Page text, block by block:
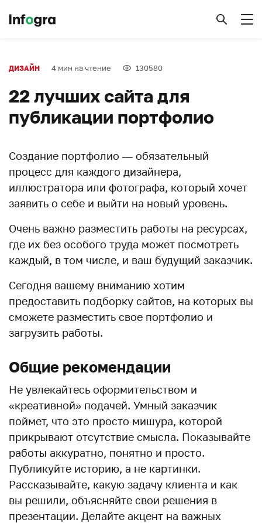
ДИЗАЙН 4 мин на чтение 130580
22 лучших сайта для
публикации портфолио
Создание портфолио — обязательный
процесс для каждого дизайнера,
иллюстратора или фотографа, который хочет
заявить о себе и выйти на новый уровень.
Очень важно разместить работы на ресурсах,
где их без особого труда может посмотреть
каждый, в том числе, и ваш будущий заказчик.
Сегодня вашему вниманию хотим
предоставить подборку сайтов, на которых вы
сможете разместить свое портфолио и
загрузить работы.
Общие рекомендации
Не увлекайтесь оформительством и
«креативной» подачей. Умный заказчик
поймет, что это просто мишура, которой
прикрывают отсутствие смысла. Показывайте
работы аккуратно, понятно и просто.
Публикуйте историю, а не картинки.
Рассказывайте, какую задачу клиента и как
вы решили, объясняйте свои решения в
презентации. Делайте акцент на важных